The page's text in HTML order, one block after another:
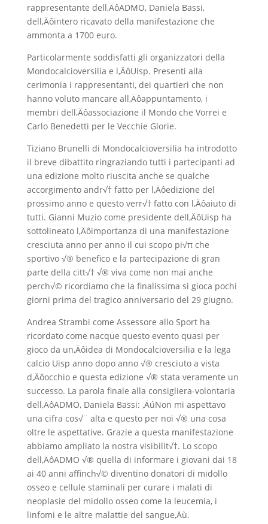
rappresentante dell‚ÄôADMO, Daniela Bassi,
dell‚Äôintero ricavato della manifestazione che
ammonta a 1700 euro.
Particolarmente soddisfatti gli organizzatori della
Mondocalcioversilia e l‚ÄôUisp. Presenti alla
cerimonia i rappresentanti, dei quartieri che non
hanno voluto mancare all‚Äôappuntamento, i
membri dell‚Äôassociazione il Mondo che Vorrei e
Carlo Benedetti per le Vecchie Glorie.
Tiziano Brunelli di Mondocalcioversilia ha introdotto
il breve dibattito ringraziando tutti i partecipanti ad
una edizione molto riuscita anche se qualche
accorgimento andr√† fatto per l‚Äôedizione del
prossimo anno e questo verr√† fatto con l‚Äôaiuto di
tutti. Gianni Muzio come presidente dell‚ÄôUisp ha
sottolineato l‚Äôimportanza di una manifestazione
cresciuta anno per anno il cui scopo pi√π che
sportivo √® benefico e la partecipazione di gran
parte della citt√† √® viva come non mai anche
perch√© ricordiamo che la finalissima si gioca pochi
giorni prima del tragico anniversario del 29 giugno.
Andrea Strambi come Assessore allo Sport ha
ricordato come nacque questo evento quasi per
gioco da un‚Äôidea di Mondocalcioversilia e la lega
calcio Uisp anno dopo anno √® cresciuto a vista
d‚Äôocchio e questa edizione √® stata veramente un
successo. La parola finale alla consigliera-volontaria
dell‚ÄôADMO, Daniela Bassi: ‚ÄúNon mi aspettavo
una cifra cos√¨ alta e questo per noi √® una cosa
oltre le aspettative. Grazie a questa manifestazione
abbiamo ampliato la nostra visibilit√†. Lo scopo
dell‚ÄôADMO √® quella di informare i giovani dai 18
ai 40 anni affinch√© diventino donatori di midollo
osseo e cellule staminali per curare i malati di
neoplasie del midollo osseo come la leucemia, i
linfomi e le altre malattie del sangue‚Äù.